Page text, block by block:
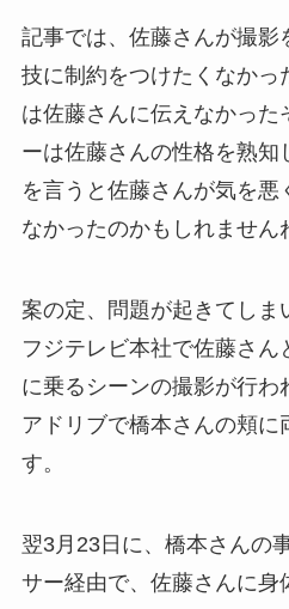
記事では、佐藤さんが撮影
技に制約をつけたくなかっ
は佐藤さんに伝えなかった
ーは佐藤さんの性格を熟知
を言うと佐藤さんが気を悪
なかったのかもしれません
案の定、問題が起きてしま
フジテレビ本社で佐藤さん
に乗るシーンの撮影が行わ
アドリブで橋本さんの頬に
す。
翌3月23日に、橋本さんの
サー経由で、佐藤さんに身